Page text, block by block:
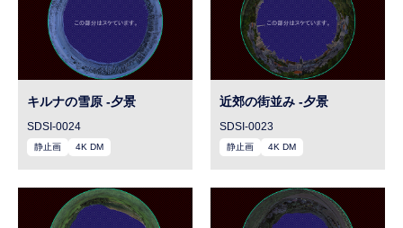
キルナの雪原 -夕景
SDSI-0024
静止画 4K DM
近郊の街並み -夕景
SDSI-0023
静止画 4K DM